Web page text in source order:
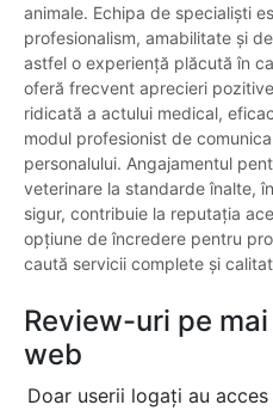
animale. Echipa de specialiști
profesionalism, amabilitate și
astfel o experiență plăcută în
oferă frecvent aprecieri
ridicată a actului medical,
modul profesionist de
personalului. Angajamentul
veterinare la standarde înalte,
sigur, contribuie la reputația
opțiune de încredere pentru
caută servicii complete și
Review-uri pe
web
Doar userii logați au